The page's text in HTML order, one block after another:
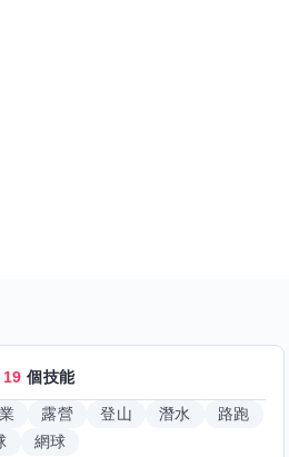
19 個技能
露營 登山 潛水
路跑
網球